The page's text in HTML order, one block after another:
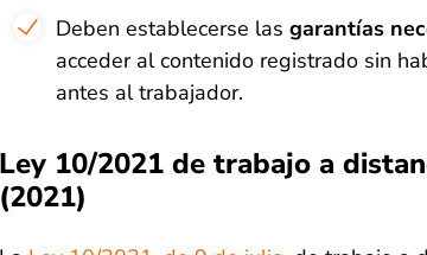
Deben establecerse las garantías
acceder al contenido registrado sin
antes al trabajador.
Ley 10/2021 de trabajo a
(2021)